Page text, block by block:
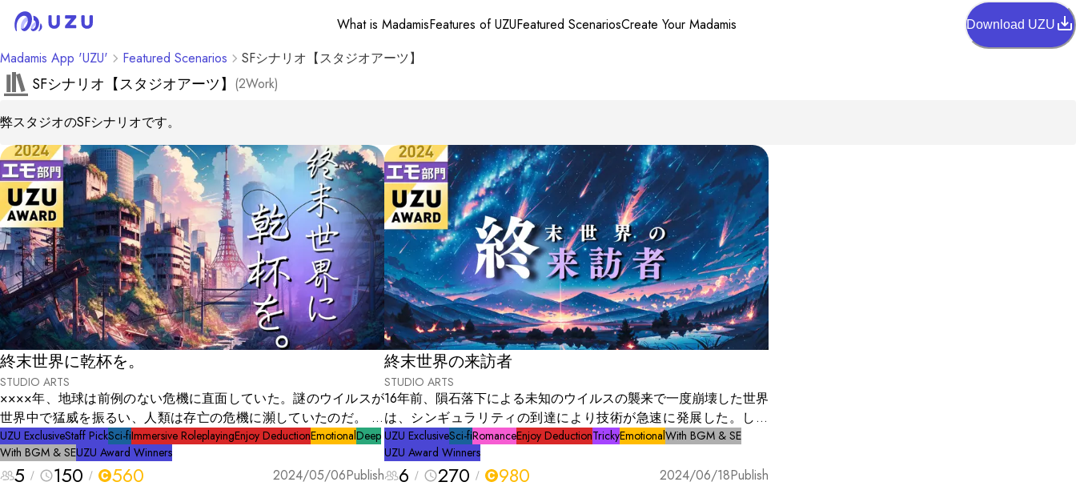
What is MadamisFeatures of UZUFeatured ScenariosCreate Your Madamis Download UZU
Madamis App 'UZU' Featured Scenarios SFシナリオ【スタジオアーツ】
SFシナリオ【スタジオアーツ】 (2Work)
弊スタジオのSFシナリオです。
終末世界に乾杯を。
STUDIO ARTS
××××年、地球は前例のない危機に直面していた。謎のウイルスが
世界中で猛威を振るい、人類は存亡の危機に瀕していたのだ。 こ
の未知の病原体は驚異的な速さで広がり、かつて数十億人を誇った
人類は、わずか十数年のうちに数百万人へと激減してしまった。世
界各地で文明は崩壊し、生き残った人々は食料や水、そして安全な
UZU ExclusiveStaff PickSci-fiImmersive RoleplayingEnjoy DeductionEmotionalDeep
With BGM & SEUZU Award Winners
5 150 560 2024/05/06Publish
終末世界の来訪者
STUDIO ARTS
16年前、隕石落下による未知のウイルスの襲来で一度崩壊した世界
は、シンギュラリティの到達により技術が急速に発展した。しか
し、その1年後、再び多数の隕石が飛来。人類は地下に避難を余儀
なくされた。 その隕石は異星人によるもので、人類は反旗を翻す
ため、コールドスリープを実施、AIの発展に希望を託した。 12年
UZU ExclusiveSci-fiRomanceEnjoy DeductionTrickyEmotionalWith BGM & SE
UZU Award Winners
6 270 980 2024/06/18Publish